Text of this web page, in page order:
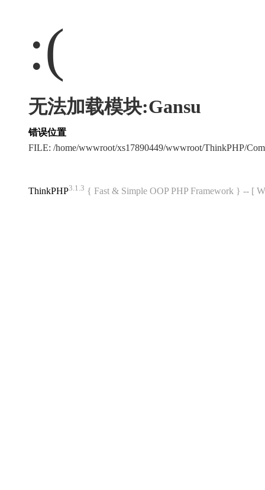
:(
无法加载模块:Gansu
错误位置
FILE: /home/wwwroot/xs17890449/wwwroot/ThinkPHP/
ThinkPHP3.1.3 { Fast & Simple OOP PHP Framework } -- [